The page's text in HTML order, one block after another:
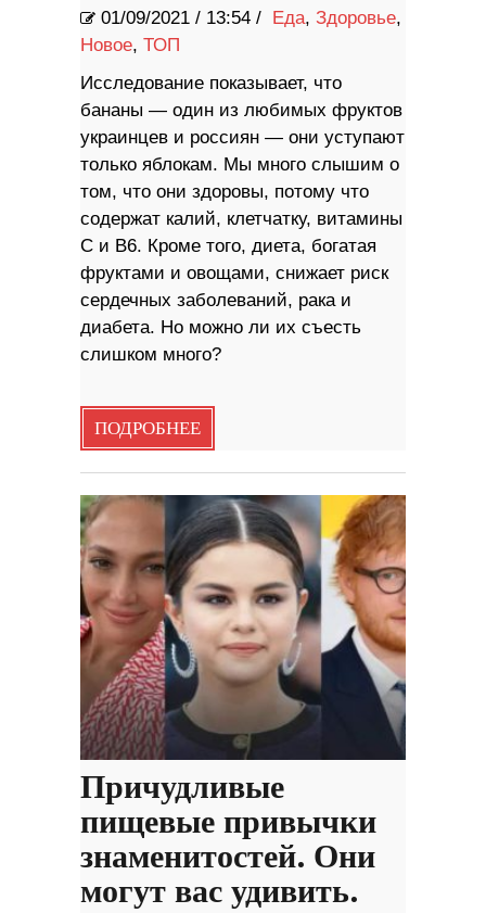
01/09/2021 / 13:54 / Еда, Здоровье,
Новое, ТОП
Исследование показывает, что
бананы — один из любимых фруктов
украинцев и россиян — они уступают
только яблокам. Мы много слышим о
том, что они здоровы, потому что
содержат калий, клетчатку, витамины
C и B6. Кроме того, диета, богатая
фруктами и овощами, снижает риск
сердечных заболеваний, рака и
диабета. Но можно ли их съесть
слишком много?
ПОДРОБНЕЕ
Причудливые
пищевые привычки
знаменитостей. Они
могут вас удивить.